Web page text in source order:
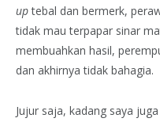
uptebal dan bermerk,
tidak mau terpapar sinar
membuahkan hasil,
dan akhirnya tidak bahagia.
Jujur saja, kadang saya